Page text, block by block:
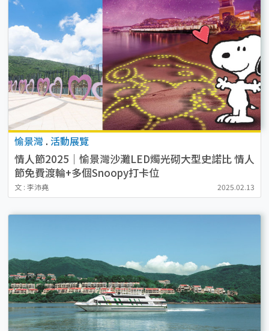
愉景灣 . 活動展覽
情人節2025｜愉景灣沙灘LED燭光砌大型史諾比 情人
節免費渡輪+多個Snoopy打卡位
文 : 李沛堯 2025.02.13